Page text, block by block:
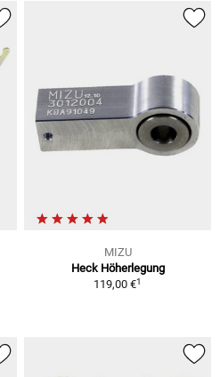
MIZU
Heck Höherlegung
119,00 €1